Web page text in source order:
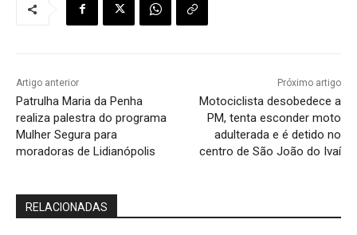
Artigo anterior
Patrulha Maria da Penha
realiza palestra do programa
Mulher Segura para
moradoras de Lidianópolis
Próximo artigo
Motociclista desobedece a
PM, tenta esconder moto
adulterada e é detido no
centro de São João do Ivaí
RELACIONADAS